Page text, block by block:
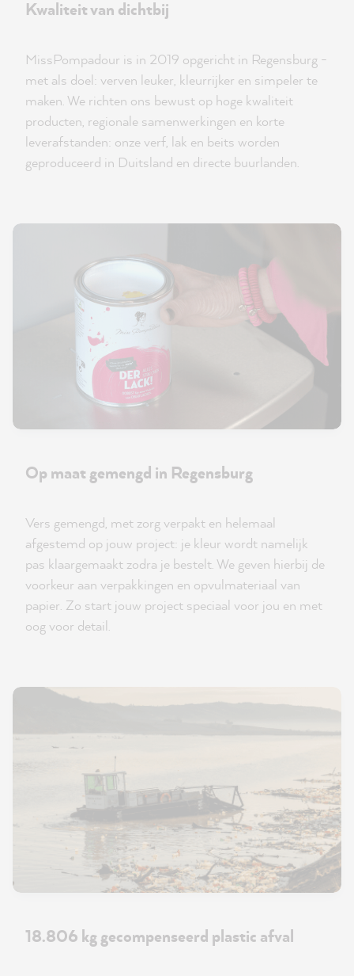
Kwaliteit van dichtbij
MissPompadour is in 2019 opgericht in Regensburg -
met als doel: verven leuker, kleurrijker en simpeler te
maken. We richten ons bewust op hoge kwaliteit
producten, regionale samenwerkingen en korte
leverafstanden: onze verf, lak en beits worden
geproduceerd in Duitsland en directe buurlanden.
Op maat gemengd in Regensburg
Vers gemengd, met zorg verpakt en helemaal
afgestemd op jouw project: je kleur wordt namelijk
pas klaargemaakt zodra je bestelt. We geven hierbij de
voorkeur aan verpakkingen en opvulmateriaal van
papier. Zo start jouw project speciaal voor jou en met
oog voor detail.
18.806 kg gecompenseerd plastic afval